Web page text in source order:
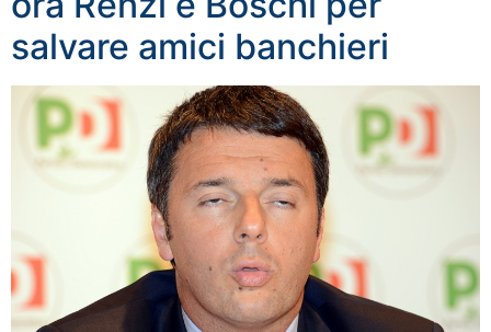
salvare amici banchieri